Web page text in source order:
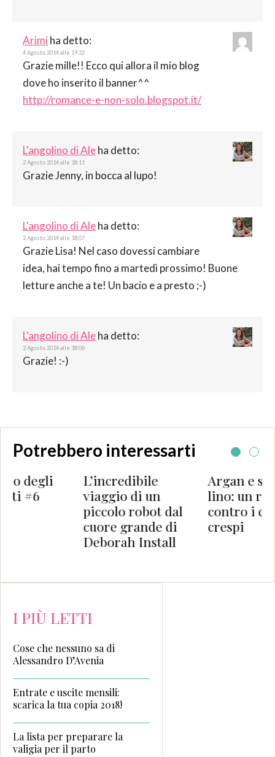
Arimi ha detto:
4 Agosto 2014 alle 19:32
Grazie mille!! Ecco qui allora il mio blog
dove ho inserito il banner^^
http://romance-e-non-solo.blogspot.it/
L'angolino di Aleha detto:
2 Agosto 2014 alle 18:11
Grazie Jenny, in bocca al lupo!
L'angolino di Aleha detto:
2 Agosto 2014 alle 18:07
Grazie Lisa! Nel caso dovessi cambiare
idea, hai tempo fino a martedì prossimo! Buone
letture anche a te! Un bacio e a presto ;-)
L'angolino di Aleha detto:
2 Agosto 2014 alle 18:06
Grazie! :-)
Potrebbero interessarti
L’incredibile
viaggio di un
piccolo robot dal
cuore grande di
Deborah Install
Argan e semi di
lino: un rimedio
contro i capelli
crespi
I PIÙ LETTI
Cose che nessuno sa di
Alessandro D’Avenia
Entrate e uscite mensili:
scarica la tua copia 2018!
La lista per preparare la
valigia per il parto